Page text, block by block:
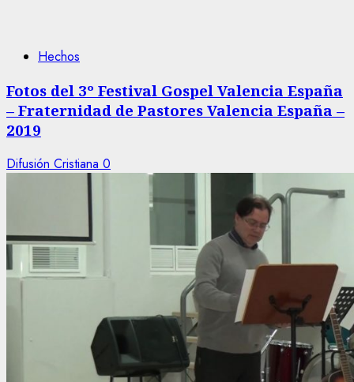
Hechos
Fotos del 3º Festival Gospel Valencia España
– Fraternidad de Pastores Valencia España –
2019
Difusión Cristiana 0